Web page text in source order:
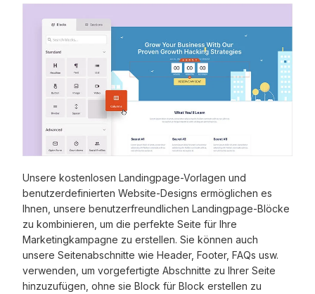
Unsere kostenlosen Landingpage-Vorlagen und
benutzerdefinierten Website-Designs ermöglichen es
Ihnen, unsere benutzerfreundlichen Landingpage-Blöcke
zu kombinieren, um die perfekte Seite für Ihre
Marketingkampagne zu erstellen. Sie können auch
unsere Seitenabschnitte wie Header, Footer, FAQs usw.
verwenden, um vorgefertigte Abschnitte zu Ihrer Seite
hinzuzufügen, ohne sie Block für Block erstellen zu